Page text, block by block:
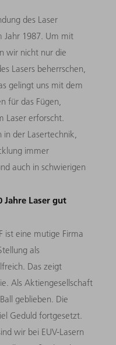
des Laser
Jahr 1987. Um mit
wir nicht nur die
Lasers beherrschen,
gelingt uns mit dem
für das Fügen,
Laser erforscht.
in der Lasertechnik,
immer
auch in schwierigen
Jahre Laser gut
ist eine mutige Firma
als
Das zeigt
Als Aktiengesellschaft
geblieben. Die
Geduld fortgesetzt.
wir bei EUV-Lasern